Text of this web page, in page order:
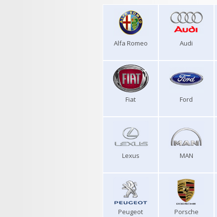
Alfa Romeo Audi
Fiat Ford
Lexus MAN
Peugeot Porsche